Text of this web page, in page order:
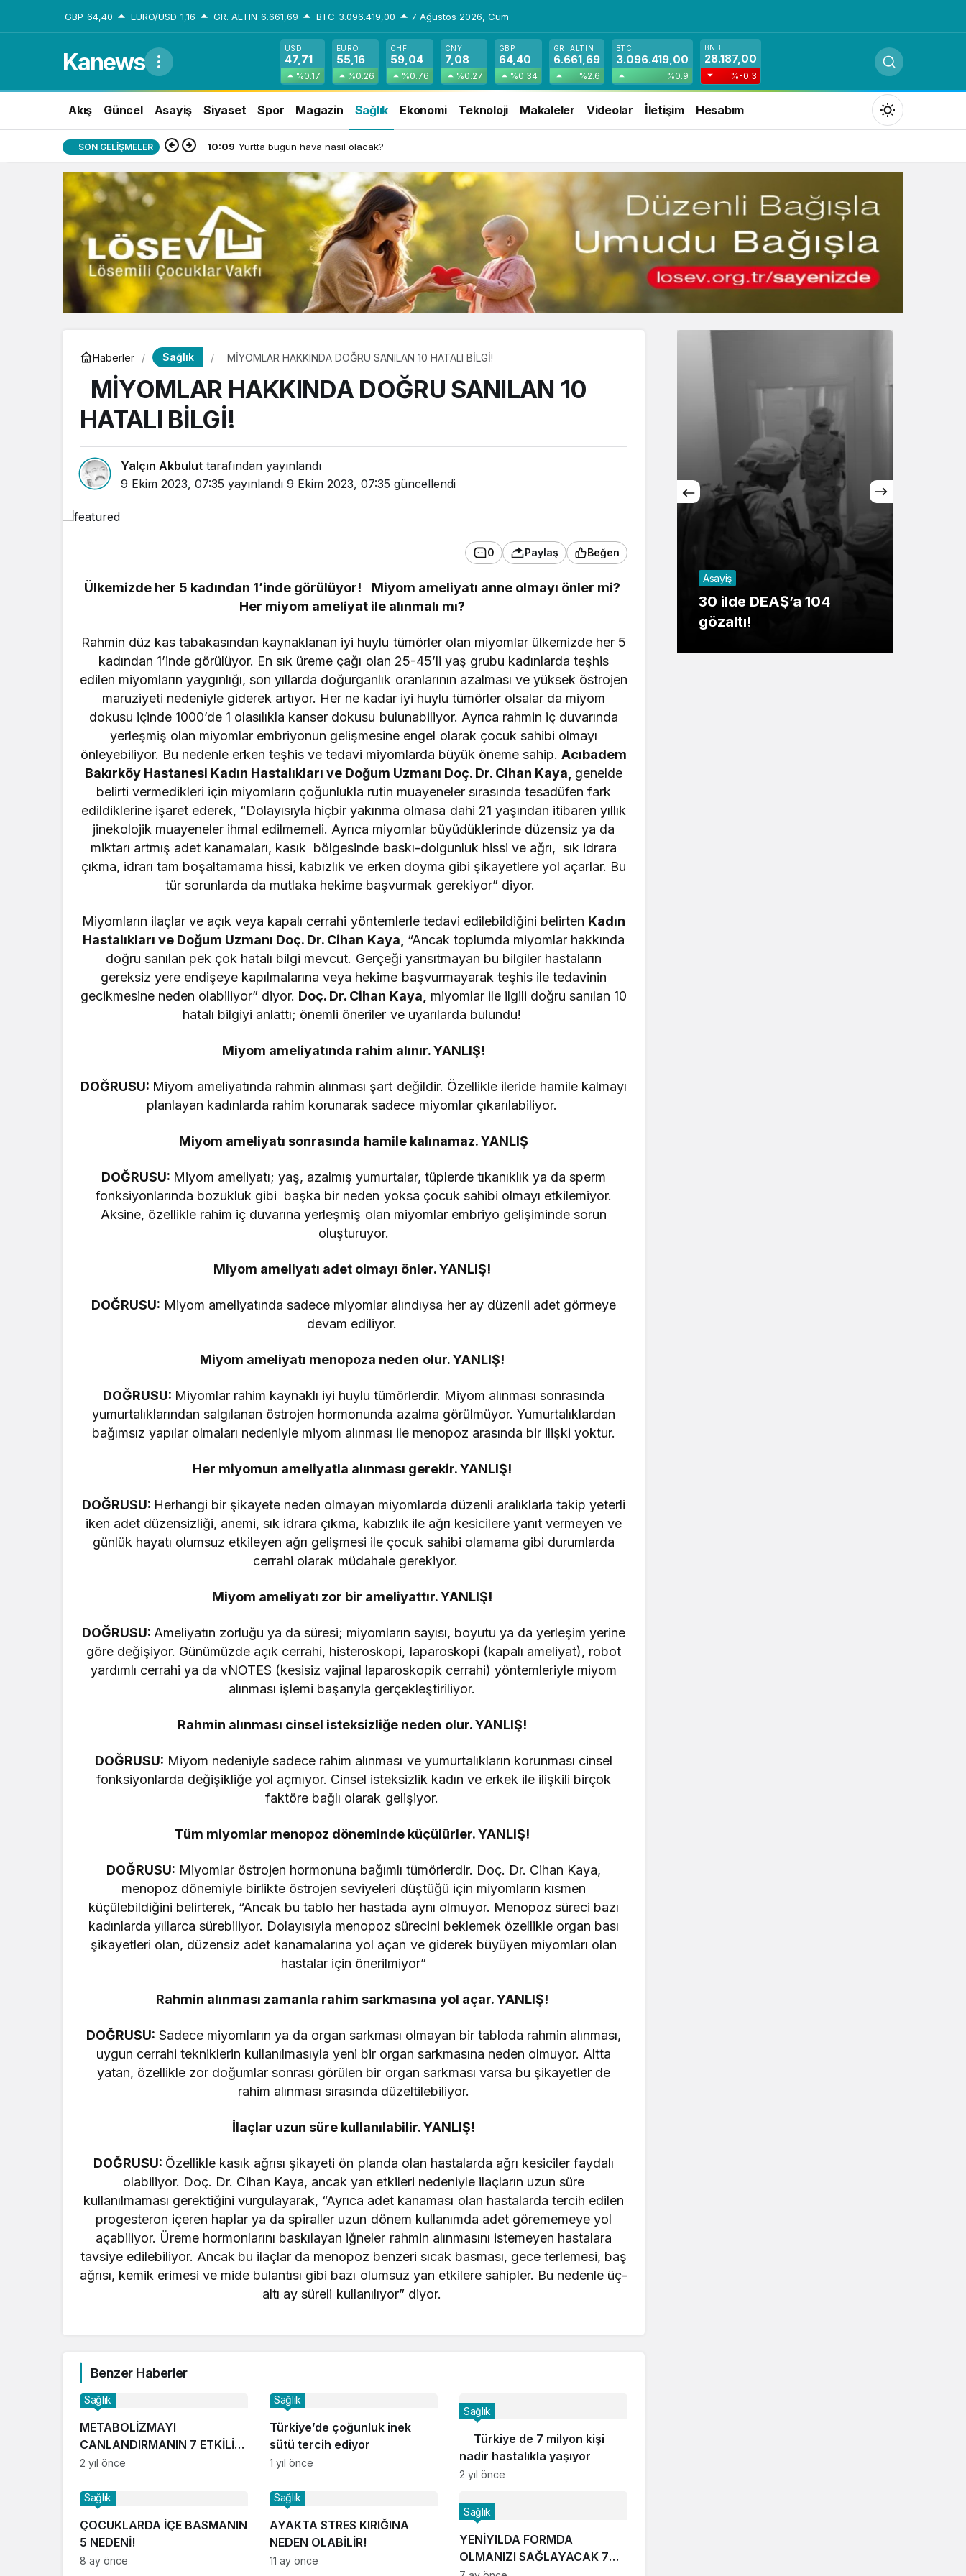
GBP 64,40 EURO/USD 1,16 GR. ALTIN 6.661,69 BTC 3.096.419,00 7 Ağustos 2026, Cum
Kanews USD
47,71
%0.17
EURO
55,16
%0.26
CHF
59,04
%0.76
CNY
7,08
%0.27
GBP
64,40
%0.34
GR. ALTIN
6.661,69
%2.6
BTC
3.096.419,00
%0.9
BNB
28.187,00
%-0.3
Akış Güncel Asayiş Siyaset Spor Magazin Sağlık Ekonomi Teknoloji Makaleler Videolar İletişim Hesabım
Mod
değiştir
Gündüz modunu seçin.
Gece Modu
SON GELIŞMELER 10:09 Yurtta bugün hava nasıl olacak?
Haberler Sağlık MİYOMLAR HAKKINDA DOĞRU SANILAN 10 HATALI BİLGİ!
MİYOMLAR HAKKINDA DOĞRU SANILAN 10
HATALI BİLGİ!
Yalçın Akbulut tarafından yayınlandı
9 Ekim 2023, 07:35 yayınlandı 9 Ekim 2023, 07:35 güncellendi
0 Paylaş Beğen
Ülkemizde her 5 kadından 1’inde görülüyor!
Miyom ameliyatı anne olmayı önler mi?
Her miyom ameliyat ile alınmalı mı?
Rahmin düz kas tabakasından kaynaklanan iyi huylu tümörler olan miyomlar ülkemizde her 5
kadından 1’inde görülüyor. En sık üreme çağı olan 25-45’li yaş grubu kadınlarda teşhis
edilen miyomların yaygınlığı, son yıllarda doğurganlık oranlarının azalması ve yüksek östrojen
maruziyeti nedeniyle giderek artıyor. Her ne kadar iyi huylu tümörler olsalar da miyom
dokusu içinde 1000’de 1 olasılıkla kanser dokusu bulunabiliyor. Ayrıca rahmin iç duvarında
yerleşmiş olan miyomlar embriyonun gelişmesine engel olarak çocuk sahibi olmayı
önleyebiliyor. Bu nedenle erken teşhis ve tedavi miyomlarda büyük öneme sahip.Acıbadem
Bakırköy Hastanesi Kadın Hastalıkları ve Doğum Uzmanı Doç. Dr. Cihan Kaya, genelde
belirti vermedikleri için miyomların çoğunlukla rutin muayeneler sırasında tesadüfen fark
edildiklerine işaret ederek, “Dolayısıyla hiçbir yakınma olmasa dahi 21 yaşından itibaren yıllık
jinekolojik muayeneler ihmal edilmemeli. Ayrıca miyomlar büyüdüklerinde düzensiz ya da
miktarı artmış adet kanamaları, kasık bölgesinde baskı-dolgunluk hissi ve ağrı, sık idrara
çıkma, idrarı tam boşaltamama hissi, kabızlık ve erken doyma gibi şikayetlere yol açarlar. Bu
tür sorunlarda da mutlaka hekime başvurmak gerekiyor” diyor.
Miyomların ilaçlar ve açık veya kapalı cerrahi yöntemlerle tedavi edilebildiğini belirten Kadın
Hastalıkları ve Doğum Uzmanı Doç. Dr. Cihan Kaya, “Ancak toplumda miyomlar hakkında
doğru sanılan pek çok hatalı bilgi mevcut. Gerçeği yansıtmayan bu bilgiler hastaların
gereksiz yere endişeye kapılmalarına veya hekime başvurmayarak teşhis ile tedavinin
gecikmesine neden olabiliyor” diyor. Doç. Dr. Cihan Kaya,
miyomlar ile ilgili doğru sanılan 10
hatalı bilgiyi anlattı; önemli öneriler ve uyarılarda bulundu!
Miyom ameliyatında rahim alınır. YANLIŞ!
DOĞRUSU: Miyom ameliyatında rahmin alınması şart değildir. Özellikle ileride hamile kalmayı
planlayan kadınlarda rahim korunarak sadece miyomlar çıkarılabiliyor.
Miyom ameliyatı sonrasında hamile kalınamaz. YANLIŞ
DOĞRUSU: Miyom ameliyatı; yaş, azalmış yumurtalar, tüplerde tıkanıklık ya da sperm
fonksiyonlarında bozukluk gibi başka bir neden yoksa çocuk sahibi olmayı etkilemiyor.
Aksine, özellikle rahim iç duvarına yerleşmiş olan miyomlar embriyo gelişiminde sorun
oluşturuyor.
Miyom ameliyatı adet olmayı önler. YANLIŞ!
DOĞRUSU: Miyom ameliyatında sadece miyomlar alındıysa her ay düzenli adet görmeye
devam ediliyor.
Miyom ameliyatı menopoza neden olur. YANLIŞ!
DOĞRUSU: Miyomlar rahim kaynaklı iyi huylu tümörlerdir. Miyom alınması sonrasında
yumurtalıklarından salgılanan östrojen hormonunda azalma görülmüyor. Yumurtalıklardan
bağımsız yapılar olmaları nedeniyle miyom alınması ile menopoz arasında bir ilişki yoktur.
Her miyomun ameliyatla alınması gerekir. YANLIŞ!
DOĞRUSU: Herhangi bir şikayete neden olmayan miyomlarda düzenli aralıklarla takip yeterli
iken adet düzensizliği, anemi, sık idrara çıkma, kabızlık ile ağrı kesicilere yanıt vermeyen ve
günlük hayatı olumsuz etkileyen ağrı gelişmesi ile çocuk sahibi olamama gibi durumlarda
cerrahi olarak müdahale gerekiyor.
Miyom ameliyatı zor bir ameliyattır. YANLIŞ!
DOĞRUSU: Ameliyatın zorluğu ya da süresi; miyomların sayısı, boyutu ya da yerleşim yerine
göre değişiyor. Günümüzde açık cerrahi, histeroskopi, laparoskopi (kapalı ameliyat), robot
yardımlı cerrahi ya da vNOTES (kesisiz vajinal laparoskopik cerrahi) yöntemleriyle miyom
alınması işlemi başarıyla gerçekleştiriliyor.
Rahmin alınması cinsel isteksizliğe neden olur. YANLIŞ!
DOĞRUSU: Miyom nedeniyle sadece rahim alınması ve yumurtalıkların korunması cinsel
fonksiyonlarda değişikliğe yol açmıyor. Cinsel isteksizlik kadın ve erkek ile ilişkili birçok
faktöre bağlı olarak gelişiyor.
Tüm miyomlar menopoz döneminde küçülürler. YANLIŞ!
DOĞRUSU: Miyomlar östrojen hormonuna bağımlı tümörlerdir. Doç. Dr. Cihan Kaya,
menopoz dönemiyle birlikte östrojen seviyeleri düştüğü için miyomların kısmen
küçülebildiğini belirterek, “Ancak bu tablo her hastada aynı olmuyor. Menopoz süreci bazı
kadınlarda yıllarca sürebiliyor. Dolayısıyla menopoz sürecini beklemek özellikle organ bası
şikayetleri olan, düzensiz adet kanamalarına yol açan ve giderek büyüyen miyomları olan
hastalar için önerilmiyor”
Rahmin alınması zamanla rahim sarkmasına yol açar. YANLIŞ!
DOĞRUSU: Sadece miyomların ya da organ sarkması olmayan bir tabloda rahmin alınması,
uygun cerrahi tekniklerin kullanılmasıyla yeni bir organ sarkmasına neden olmuyor. Altta
yatan, özellikle zor doğumlar sonrası görülen bir organ sarkması varsa bu şikayetler de
rahim alınması sırasında düzeltilebiliyor.
İlaçlar uzun süre kullanılabilir. YANLIŞ!
DOĞRUSU: Özellikle kasık ağrısı şikayeti ön planda olan hastalarda ağrı kesiciler faydalı
olabiliyor. Doç. Dr. Cihan Kaya, ancak yan etkileri nedeniyle ilaçların uzun süre
kullanılmaması gerektiğini vurgulayarak, “Ayrıca adet kanaması olan hastalarda tercih edilen
progesteron içeren haplar ya da spiraller uzun dönem kullanımda adet görememeye yol
açabiliyor. Üreme hormonlarını baskılayan iğneler rahmin alınmasını istemeyen hastalara
tavsiye edilebiliyor. Ancak bu ilaçlar da menopoz benzeri sıcak basması, gece terlemesi, baş
ağrısı, kemik erimesi ve mide bulantısı gibi bazı olumsuz yan etkilere sahipler. Bu nedenle üç-
altı ay süreli kullanılıyor” diyor.
Benzer Haberler
METABOLİZMAYI
CANLANDIRMANIN 7 ETKİLİ
YOLU!
Sağlık
2 yıl önce
Türkiye’de çoğunluk inek
sütü tercih ediyor
Sağlık
1 yıl önce
Türkiye de 7 milyon kişi
nadir hastalıkla yaşıyor
Sağlık
2 yıl önce
ÇOCUKLARDA İÇE BASMANIN
5 NEDENİ!
Sağlık
8 ay önce
AYAKTA STRES KIRIĞINA
NEDEN OLABİLİR!
Sağlık
11 ay önce
YENİYILDA FORMDA
OLMANIZI SAĞLAYACAK 7
Sağlık
Asayiş
30 ilde DEAŞ’a 104
gözaltı!